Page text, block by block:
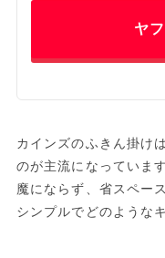
ヤ
カインズのふきん掛け
のが主流になっていま
魔にならず、省スペー
シンプルでどのような